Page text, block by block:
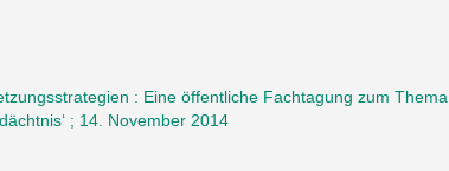
: Eine öffentliche Fachtagung zum Thema
; 14. November 2014